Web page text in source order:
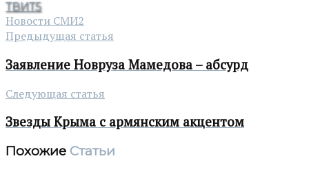
ТВИТ5
Новости СМИ2
Предыдущая статья
Заявление Новруза Мамедова – абсурд
Следующая статья
Звезды Крыма с армянским акцентом
Похожие Статьи